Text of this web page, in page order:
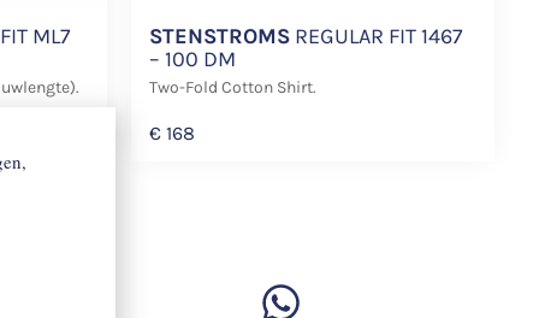
ML7 STENSTROMSREGULAR FIT 1467
– 100 DM
Two-Fold Cotton Shirt.
€168